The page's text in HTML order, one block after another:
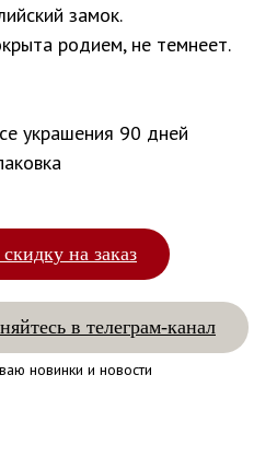
замок.
родием, не темнеет.
украшения 90 дней
на заказ
в телеграм-канал
новинки и новости